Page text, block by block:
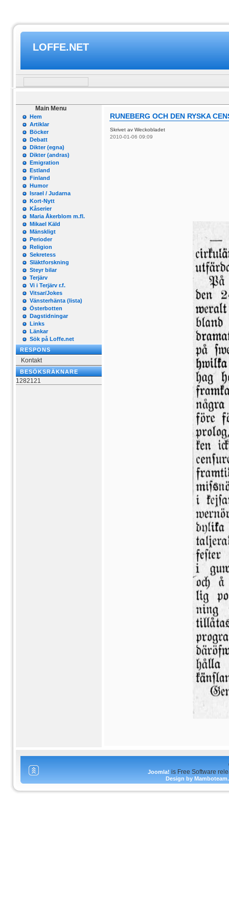
LOFFE.NET
Main Menu
Hem
Artiklar
Böcker
Debatt
Dikter (egna)
Dikter (andras)
Emigration
Estland
Finland
Humor
Israel / Judarna
Kort-Nytt
Kåserier
Maria Åkerblom m.fl.
Mikael Käld
Mänskligt
Perioder
Religion
Sekretess
Släktforskning
Steyr bilar
Terjärv
Vi i Terjärv r.f.
Vitsar/Jokes
Vänsterhänta (lista)
Österbotten
Dagstidningar
Links
Länkar
Sök på Loffe.net
RESPONS
Kontakt
BESÖKSRÄKNARE
1282121
RUNEBERG OCH DEN RYSKA
Skrivet av Weckobladet
2010-01-06 09:09
Joomla! is Free Software
Design by